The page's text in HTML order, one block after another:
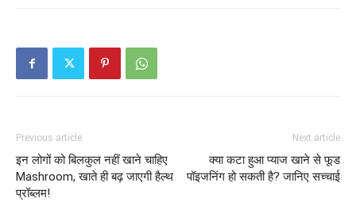
Previous article
इन लोगों को बिलकुल नहीं खाने चाहिए
Mashroom, खाते ही बढ़ जाएगी हैल्थ
प्रॉब्लम!
Next article
क्या कटा हुआ प्याज खाने से फूड
पॉइजनिंग हो सकती है? जानिए सच्चाई